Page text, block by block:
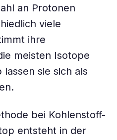
an Protonen
viele
ihre
meisten Isotope
sie sich als
bei Kohlenstoff-
entsteht in der